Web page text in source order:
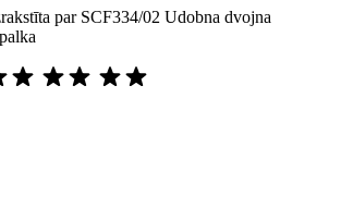
par SCF334/02 Udobna dvojna